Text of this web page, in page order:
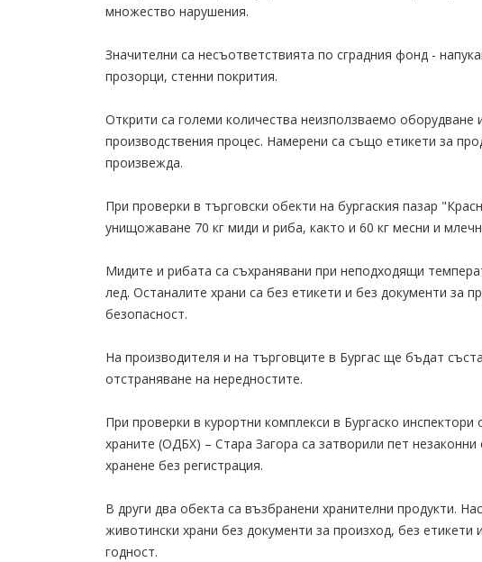
множество нарушения.
Значителни са несъответствията по сградния фонд -
прозорци, стенни покрития.
Открити са големи количества неизползваемо
производствения процес. Намерени са също етикети за
произвежда.
При проверки в търговски обекти на бургаския пазар
унищожаване 70 кг миди и риба, както и 60 кг месни и
Мидите и рибата са съхранявани при неподходящи
лед. Останалите храни са без етикети и без документи за
безопасност.
На производителя и на търговците в Бургас ще бъдат
отстраняване на нередностите.
При проверки в курортни комплекси в Бургаско
храните (ОДБХ) – Стара Загора са затворили пет
хранене без регистрация.
В други два обекта са възбранени хранителни продукти.
животински храни без документи за произход, без етикети
годност.